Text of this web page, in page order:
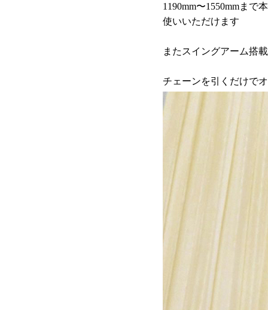
1190mm〜1550mmま
使いいただけます
またスイングアーム搭
チェーンを引くだけで